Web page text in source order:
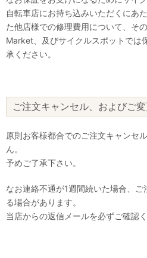
自転車店にお持ち込みいただくにあ
た他店様での修理費用について、そ
Market、及びサイクルスポットでは
承ください。
ご注文キャンセル、およびご
原則お客様都合でのご注文キャンセ
ん。
予めご了承下さい。
なお連絡不通が1週間続いた場合、
る場合があります。
当店からの返信メールを必ずご確認く